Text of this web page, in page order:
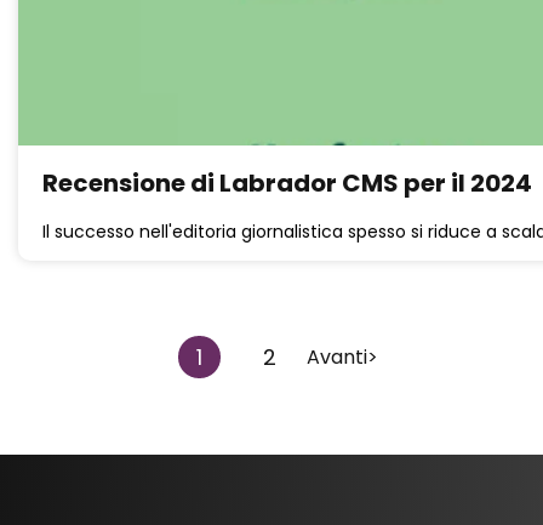
Recensione di Labrador CMS per il 2024
Il successo nell'editoria giornalistica spesso si riduce a
1 2 Avanti>